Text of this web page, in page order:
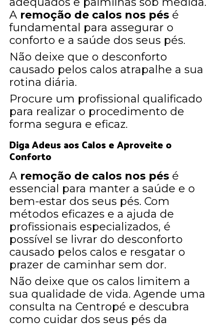
A remoção de calos nos pés é
fundamental para assegurar o
conforto e a saúde dos seus pés.
Não deixe que o desconforto
causado pelos calos atrapalhe a sua
rotina diária.
Procure um profissional qualificado
para realizar o procedimento de
forma segura e eficaz.
Diga Adeus aos Calos e Aproveite o
Conforto
A remoção de calos nos pés é
essencial para manter a saúde e o
bem-estar dos seus pés. Com
métodos eficazes e a ajuda de
profissionais especializados, é
possível se livrar do desconforto
causado pelos calos e resgatar o
prazer de caminhar sem dor.
Não deixe que os calos limitem a
sua qualidade de vida. Agende uma
consulta na Centropé e descubra
como cuidar dos seus pés da